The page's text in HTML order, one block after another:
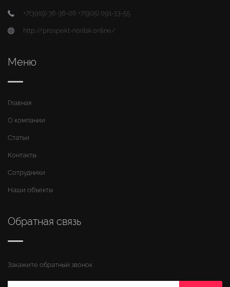
+7(3919) 36-36-06 +7(905) 091-33-55
http://prospekt-norilsk.online/
Меню
Главная
О компании
Статьи
Контакты
Сотрудники
Наши объекты
Обратная связь
Закажите обратный звонок